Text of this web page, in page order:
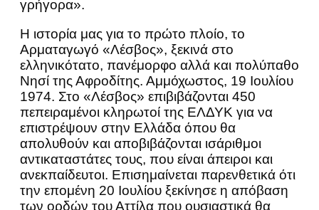
γρήγορα».
Η ιστορία μας για το πρώτο πλοίο, το
Αρματαγωγό «Λέσβος», ξεκινά στο
ελληνικότατο, πανέμορφο αλλά και πολύπαθο
Νησί της Αφροδίτης. Αμμόχωστος, 19 Ιουλίου
1974. Στο «Λέσβος» επιβιβάζονται 450
πεπειραμένοι κληρωτοί της ΕΛΔΥΚ για να
επιστρέψουν στην Ελλάδα όπου θα
απολυθούν και αποβιβάζονται ισάριθμοι
αντικαταστάτες τους, που είναι άπειροι και
ανεκπαίδευτοι. Επισημαίνεται παρενθετικά ότι
την επομένη 20 Ιουλίου ξεκίνησε η απόβαση
των ορδών του Αττίλα που ουσιαστικά θα